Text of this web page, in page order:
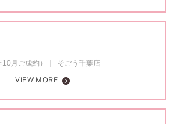
月ご成約）
そごう千葉店
VIEW MORE